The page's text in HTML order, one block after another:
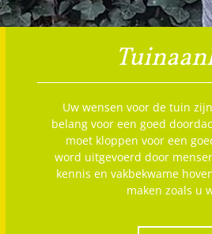
Uw wensen voor de tuin
belang voor een goed
moet kloppen voor een
word uitgevoerd door
kennis en vakbekwame
maken zoals u